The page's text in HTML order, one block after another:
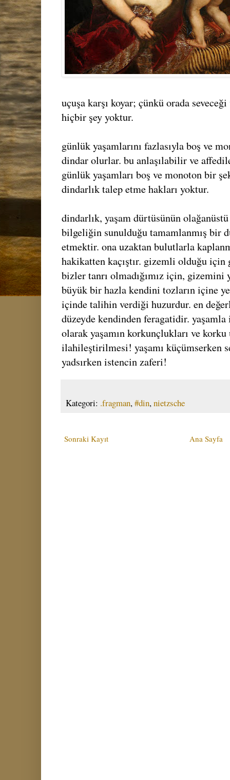
uçuşa karşı koyar; çünkü orada
hiçbir şey yoktur.
günlük yaşamlarını fazlasıyla boş ve
dindar olurlar. bu anlaşılabilir ve
günlük yaşamları boş ve monoton bir
dindarlık talep etme hakları yoktur.
dindarlık, yaşam dürtüsünün
bilgeliğin sunulduğu tamamlanmış bir
etmektir. ona uzaktan bulutlarla
hakikatten kaçıştır. gizemli olduğu için
bizler tanrı olmadığımız için,
büyük bir hazla kendini tozların içine
içinde talihin verdiği huzurdur. en
düzeyde kendinden feragatidir.
olarak yaşamın korkunçlukları ve
ilahileştirilmesi! yaşamı küçümserken
yadsırken istencin zaferi!
Kategori: .fragman,#din,nietzsche
Sonraki Kayıt Ana Sayfa